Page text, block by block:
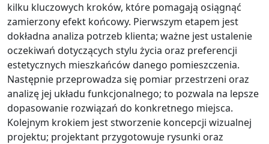
kilku kluczowych kroków, które pomagają osiągnąć
zamierzony efekt końcowy. Pierwszym etapem jest
dokładna analiza potrzeb klienta; ważne jest ustalenie
oczekiwań dotyczących stylu życia oraz preferencji
estetycznych mieszkańców danego pomieszczenia.
Następnie przeprowadza się pomiar przestrzeni oraz
analizę jej układu funkcjonalnego; to pozwala na lepsze
dopasowanie rozwiązań do konkretnego miejsca.
Kolejnym krokiem jest stworzenie koncepcji wizualnej
projektu; projektant przygotowuje rysunki oraz